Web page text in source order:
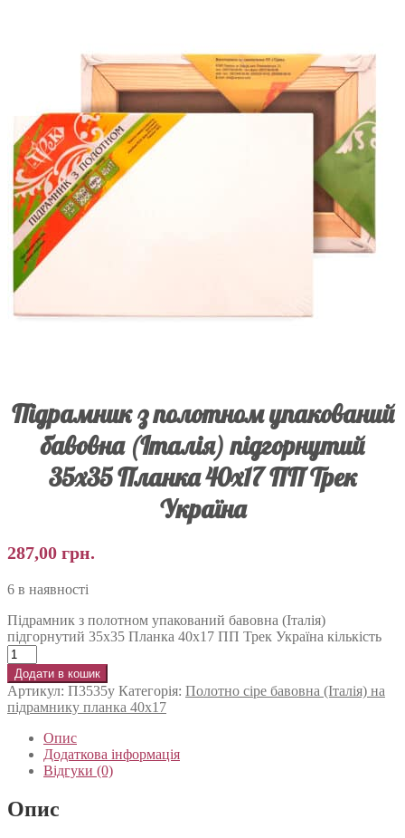
Підрамник з полотном упакований
бавовна (Італія) підгорнутий
35х35 Планка 40х17 ПП Трек
Україна
287,00 грн.
6 в наявності
Підрамник з полотном упакований бавовна (Італія)
підгорнутий 35х35 Планка 40х17 ПП Трек Україна кількість
Додати в кошик
Артикул: П3535у Категорія: Полотно сіре бавовна (Італія) на
підрамнику планка 40х17
Опис
Додаткова інформація
Відгуки (0)
Опис